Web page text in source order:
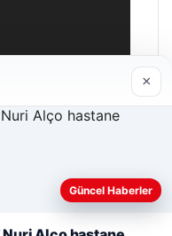
iyi anlayabilmek,
×
Güncel Haberler